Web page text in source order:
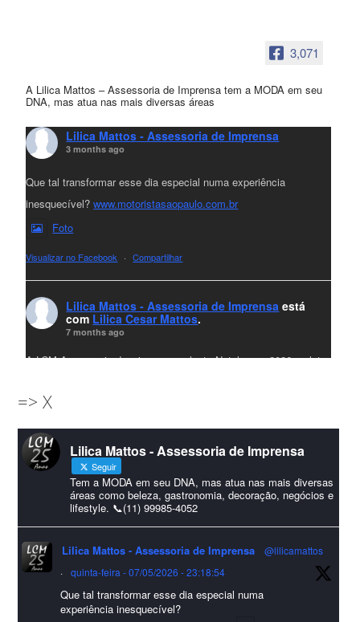
3,071
A Lilica Mattos – Assessoria de Imprensa tem a MODA em seu
DNA, mas atua nas mais diversas áreas
Lilica Mattos - Assessoria de Imprensa
3 months ago
Que tal transformar esse dia especial numa experiência
inesquecível?www.motoristasaopaulo.com.br
Foto
Visualizar no Facebook · Compartilhar
Lilica Mattos - Assessoria de Imprensa está
com Lilica Cesar Mattos.
7 months ago
A LCM Assessoria deseja um excelente Natal e um 2026 repleto
amigos que sempre nos acompanham!🎄✨🥂❤️
#lcmassessoriassessoria#natal #merrychristmas #felizanonovo
#HappyNewYear
Foto
Visualizar no Facebook · Compartilhar
Lilica Mattos - Assessoria de Imprensa
9 months ago
A Abrafas - Associação Brasileira de Fibras Artificiais e
=> X
Lilica Mattos - Assessoria de Imprensa
Seguir
Tem a MODA em seu DNA, mas atua nas mais diversas
áreas como beleza, gastronomia, decoração, negócios e
lifestyle. 📞(11) 99985-4052
Lilica Mattos - Assessoria de Imprensa
@lilicamattos
·
quinta-feira - 07/05/2026 - 23:18:54
Que tal transformar esse dia especial numa
experiência inesquecível?